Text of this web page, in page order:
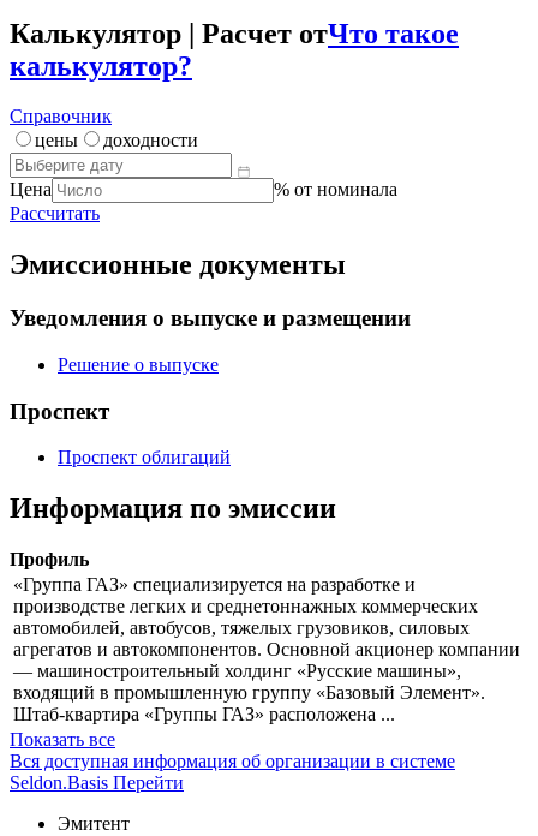
Калькулятор | Расчет отЧто такое
калькулятор?
Справочник
цены
доходности
Цена
% от номинала
Рассчитать
Эмиссионные документы
Уведомления о выпуске и размещении
Решение о выпуске
Проспект
Проспект облигаций
Информация по эмиссии
Профиль
«Группа ГАЗ» специализируется на разработке и
производстве легких и среднетоннажных коммерческих
автомобилей, автобусов, тяжелых грузовиков, силовых
агрегатов и автокомпонентов. Основной акционер компании
— машиностроительный холдинг «Русские машины»,
входящий в промышленную группу «Базовый Элемент».
Штаб-квартира «Группы ГАЗ» расположена ...
Показать все
Вся доступная информация об организации в системе
Seldon.Basis Перейти
Эмитент